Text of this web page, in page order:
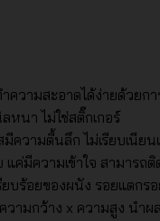
ความสะอาดได้ง่ายด้วยก
หนา ไม่ใช่สติ๊กเกอร์
ความตื้นลึก ไม่เรียบเนียน
แค่มีความเข้าใจ สามารถติ
บร้อยของผนัง รอยแตกร
มกว้าง x ความสูง นำผล